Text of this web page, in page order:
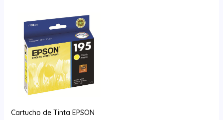
Cartucho de Tinta EPSON